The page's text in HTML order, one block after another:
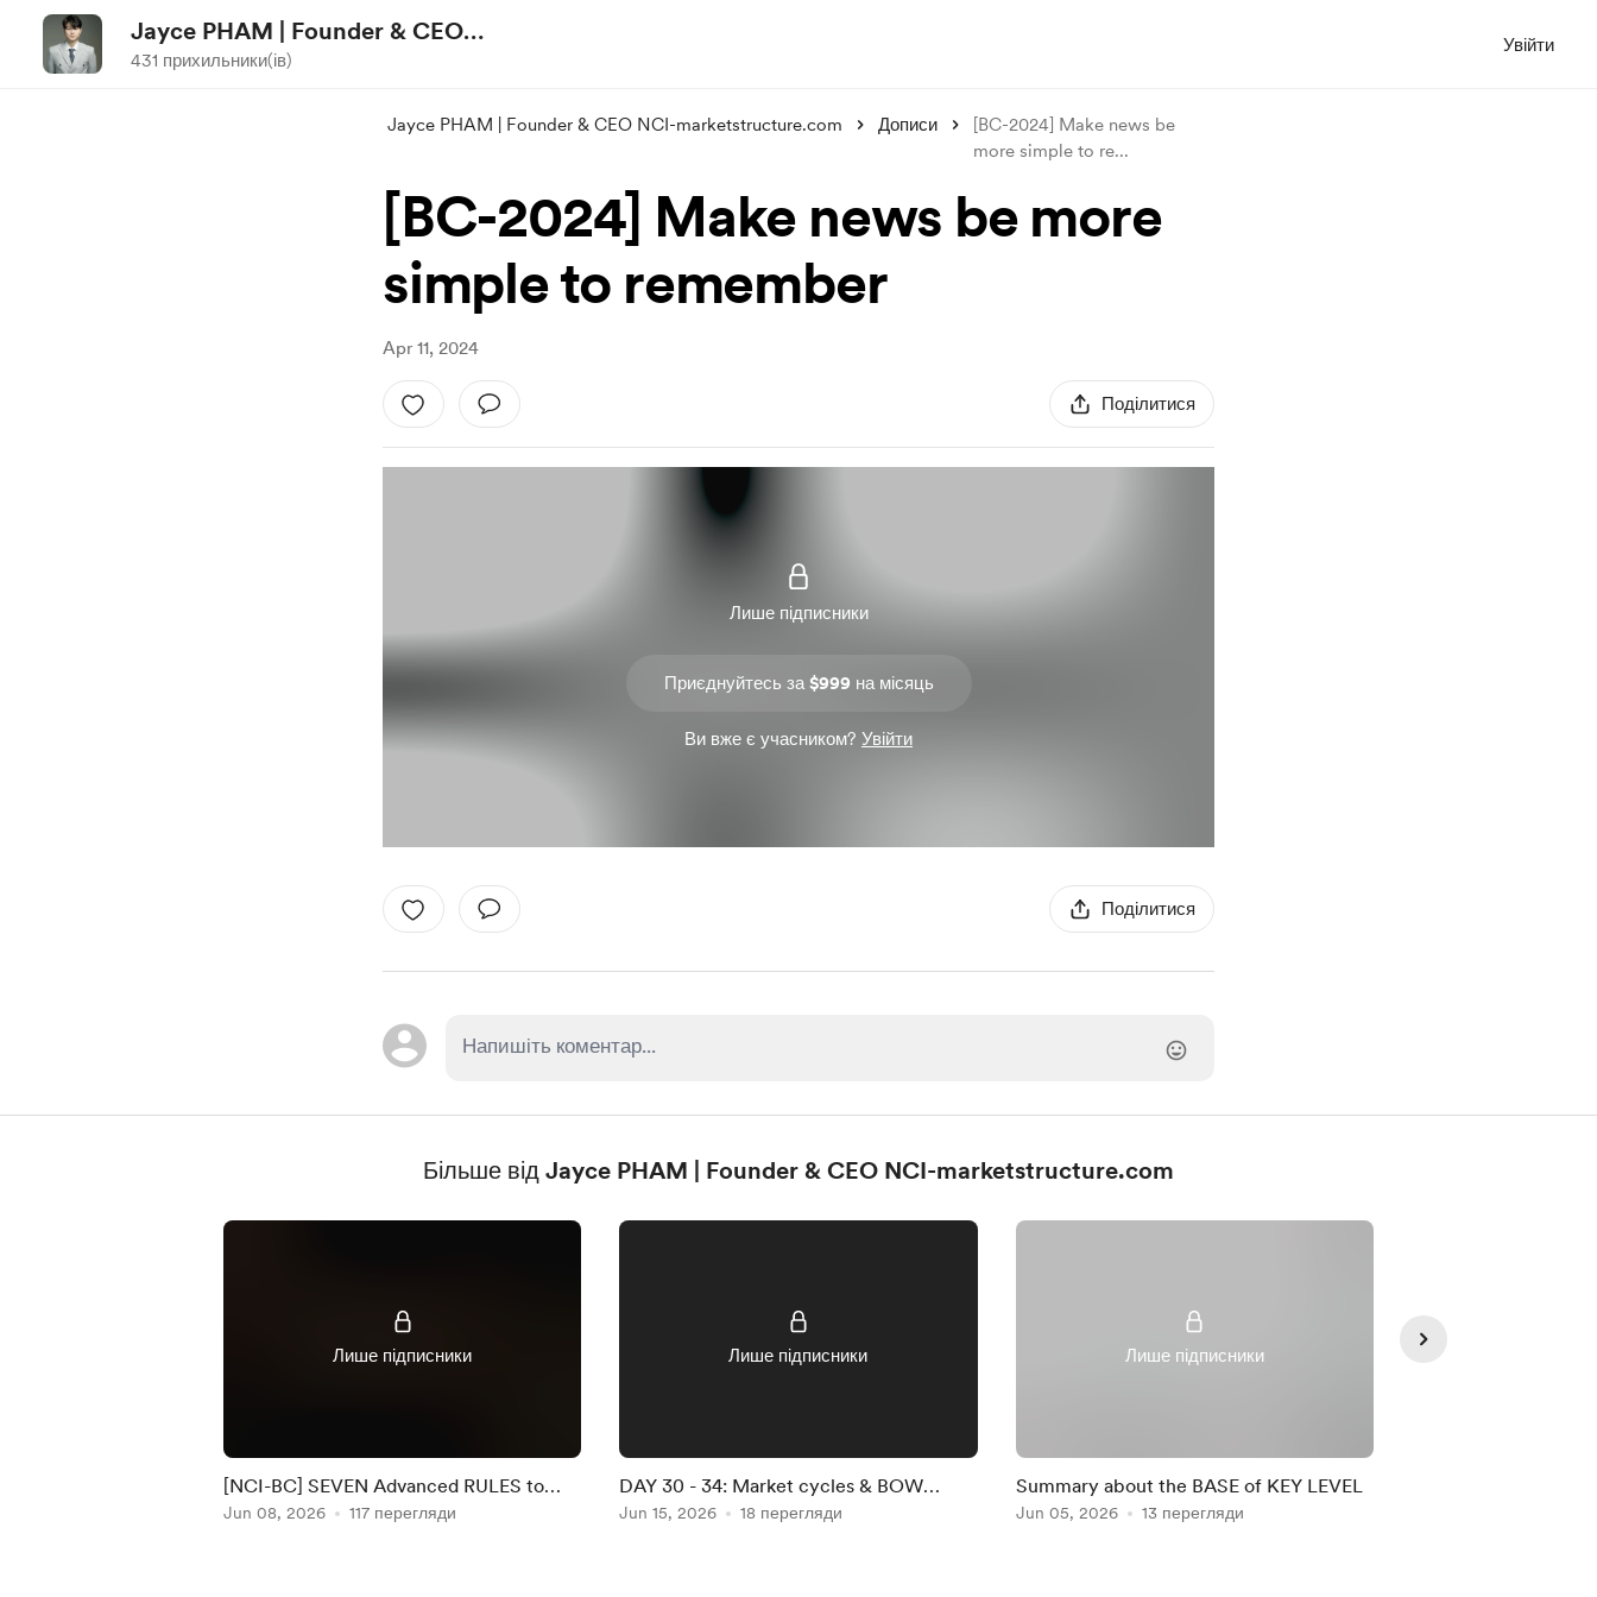
Jayce PHAM | Founder & CEO
NCI-marketstructure.com
431 прихильники(ів)
Увійти
Jayce PHAM | Founder & CEO NCI-marketstructure.com Дописи
[BC-2024] Make news be
more simple to re...
[BC-2024] Make news be more
simple to remember
Apr 11, 2024
Поділитися
Лише підписники
Приєднуйтесь за $999 на місяць
Ви вже є учасником? Увійти
Поділитися
Більше від Jayce PHAM | Founder & CEO NCI-marketstructure.com
Лише підписники
[NCI-BC] SEVEN Advanced RULES to
manage RISK by NCI #32
Jun 08, 2026 117 перегляди
Лише підписники
DAY 30 - 34: Market cycles & BOW
stories
Jun 15, 2026 18 перегляди
Лише підписники
Summary about the BASE of KEY LEVEL
Jun 05, 2026 13 перегляди